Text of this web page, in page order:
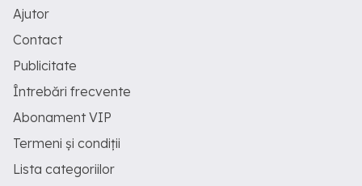
Ajutor
Contact
Publicitate
Întrebări frecvente
Abonament VIP
Termeni și condiții
Lista categoriilor